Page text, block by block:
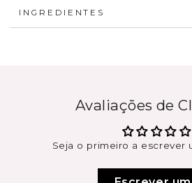
INGREDIENTES
Avaliações de
Seja o primeiro a escrever